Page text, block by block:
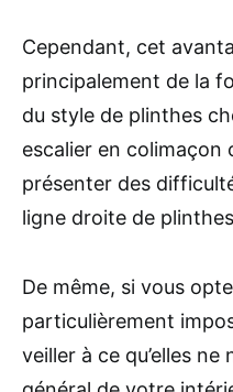
Cependant, cet
principalement de la
du style de plinthes
escalier en colimaçon
présenter des
ligne droite de
De même, si vous
particulièrement
veiller à ce qu’elles ne